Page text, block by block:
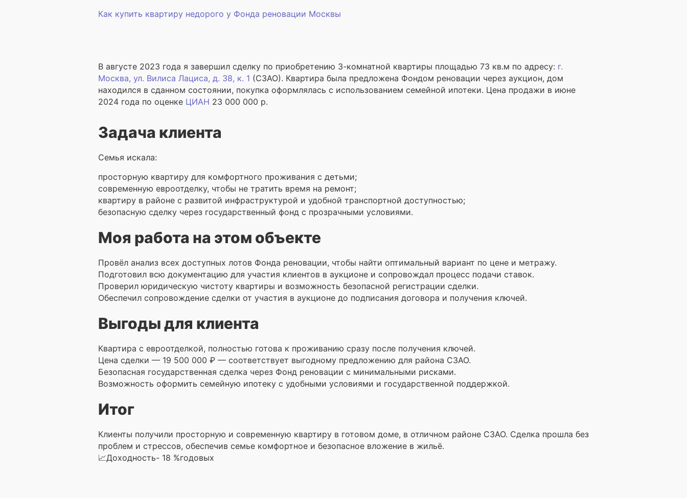
Как купить квартиру недорого у Фонда реновации Москвы
В августе 2023 года я завершил сделку по приобретению 3-комнатной квартиры площадью 73 кв.м по адресу: г.
Москва, ул. Вилиса Лациса, д. 38, к. 1 (СЗАО). Квартира была предложена Фондом реновации через аукцион, дом
находился в сданном состоянии, покупка оформлялась с использованием семейной ипотеки. Цена продажи в июне
2024 года по оценке ЦИАН 23 000 000 р.
Задача клиента
Семья искала:
просторную квартиру для комфортного проживания с детьми;
современную евроотделку, чтобы не тратить время на ремонт;
квартиру в районе с развитой инфраструктурой и удобной транспортной доступностью;
безопасную сделку через государственный фонд с прозрачными условиями.
Моя работа на этом объекте
Провёл анализ всех доступных лотов Фонда реновации, чтобы найти оптимальный вариант по цене и метражу.
Подготовил всю документацию для участия клиентов в аукционе и сопровождал процесс подачи ставок.
Проверил юридическую чистоту квартиры и возможность безопасной регистрации сделки.
Обеспечил сопровождение сделки от участия в аукционе до подписания договора и получения ключей.
Выгоды для клиента
Квартира с евроотделкой, полностью готова к проживанию сразу после получения ключей.
Цена сделки — 19 500 000 ₽ — соответствует выгодному предложению для района СЗАО.
Безопасная государственная сделка через Фонд реновации с минимальными рисками.
Возможность оформить семейную ипотеку с удобными условиями и государственной поддержкой.
Итог
Клиенты получили просторную и современную квартиру в готовом доме, в отличном районе СЗАО. Сделка прошла без
проблем и стрессов, обеспечив семье комфортное и безопасное вложение в жильё.
📈Доходность- 18 %годовых